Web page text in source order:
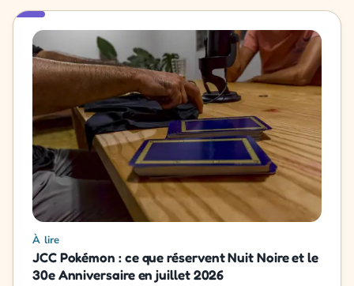
À lire
JCC Pokémon : ce que réservent Nuit Noire et le
30e Anniversaire en juillet 2026